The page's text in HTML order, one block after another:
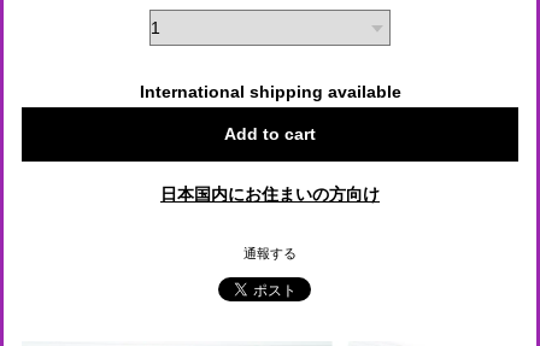
International shipping available
Add to cart
日本国内にお住まいの方向け
通報する